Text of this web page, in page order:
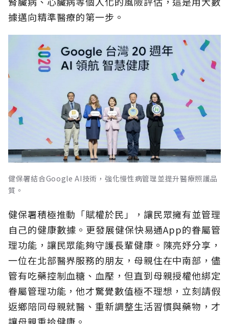
據邁向精準醫療的第一步。
健保署結合Google AI技術，強化慢性病管理並提升醫療照護品
質。
健保署積極推動「賦權於民」，讓民眾擁有並管理
自己的健康數據。更發展健保快易通App的眷屬管
理功能，讓民眾能夠守護長輩健康。陳亮妤分享，
一位在北部醫界服務的朋友，母親住在中南部，儘
管有吃藥控制血糖、血壓，但直到母親授權他綁定
眷屬管理功能，他才驚覺數值極不理想，立刻請假
返鄉陪同母親就醫、重新調整生活習慣與藥物，才